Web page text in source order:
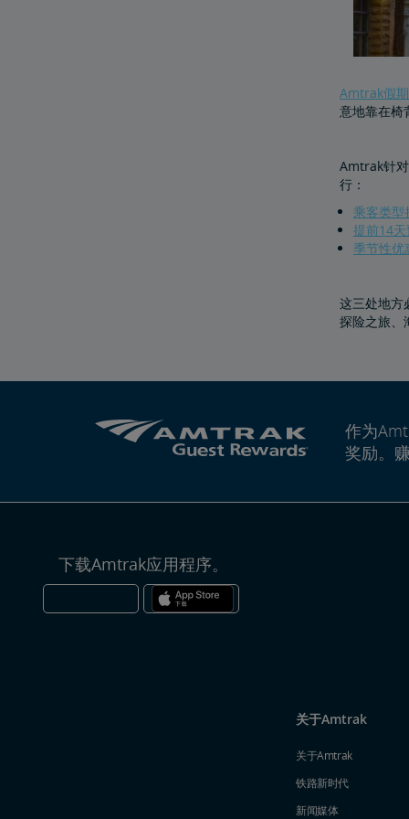
Amtrak假
意地靠在
Amtrak针
行：
乘客类型
提前14
季节性优
这三处地方
探险之旅、
作为
奖励。
下载Amtrak应用程序。
关于Amtrak
关于Amtrak
铁路新时代
新闻媒体